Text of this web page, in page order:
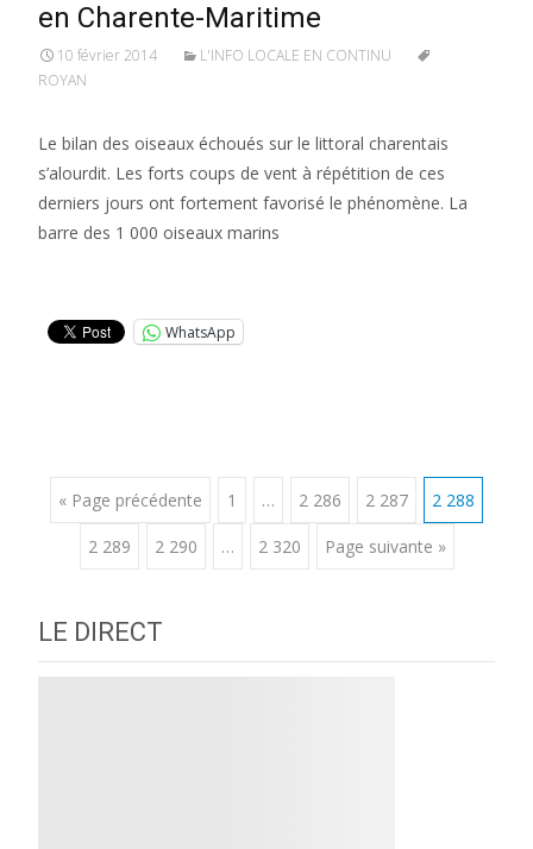
en Charente-Maritime
10 février 2014
L'INFO LOCALE EN CONTINU
ROYAN
Le bilan des oiseaux échoués sur le littoral charentais
s’alourdit. Les forts coups de vent à répétition de ces
derniers jours ont fortement favorisé le phénomène. La
barre des 1 000 oiseaux marins
WhatsApp
Posts
navigation
« Page précédente 1 … 2 286 2 287 2 288
2 289 2 290 … 2 320 Page suivante »
LE DIRECT